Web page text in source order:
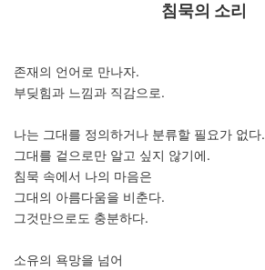
침묵의 소리
존재의 언어로 만나자.
부딪힘과 느낌과 직감으로.
나는 그대를 정의하거나 분류할 필요가 없다.
그대를 겉으로만 알고 싶지 않기에.
침묵 속에서 나의 마음은
그대의 아름다움을 비춘다.
그것만으로도 충분하다.
소유의 욕망을 넘어